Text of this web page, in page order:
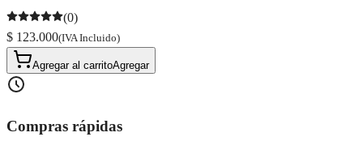
(0)
$ 123.000(IVA Incluido)
Agregar al carritoAgregar
Compras rápidas